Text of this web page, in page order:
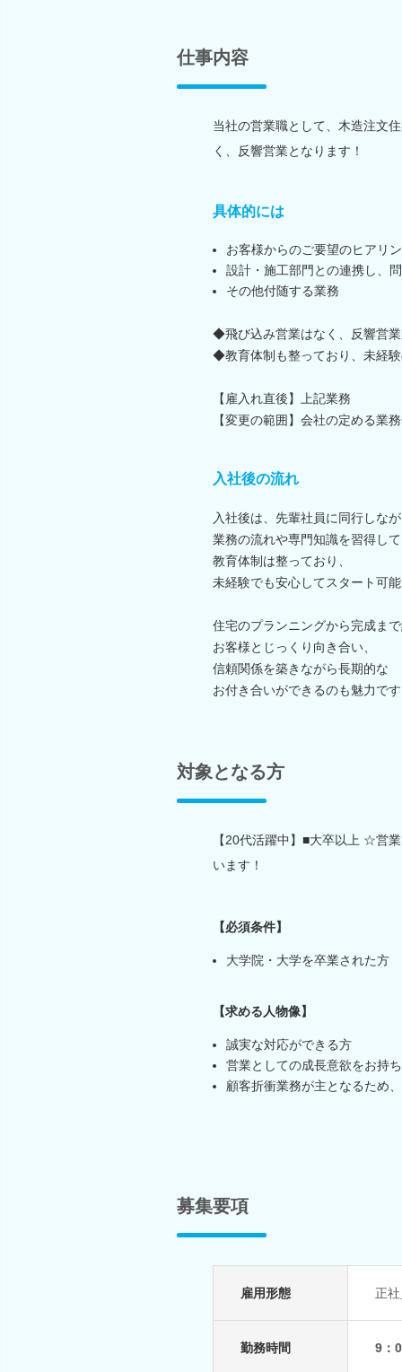
仕事内容
当社の営業職として、木造注文
く、反響営業となります！
具体的には
お客様からのご要望のヒアリ
設計・施工部門との連携し、
その他付随する業務
◆飛び込み営業はなく、反響営
◆教育体制も整っており、未経
【雇入れ直後】上記業務
【変更の範囲】会社の定める業
入社後の流れ
入社後は、先輩社員に同行しな
業務の流れや専門知識を習得し
教育体制は整っており、
未経験でも安心してスタート可
住宅のプランニングから完成ま
お客様とじっくり向き合い、
信頼関係を築きながら長期的な
お付き合いができるのも魅力で
対象となる方
【20代活躍中】■大卒以上 ☆営
います！
【必須条件】
大学院・大学を卒業された方
【求める人物像】
誠実な対応ができる方
営業としての成長意欲をお持
顧客折衝業務が主となるため
募集要項
雇用形態 正
勤務時間 9：